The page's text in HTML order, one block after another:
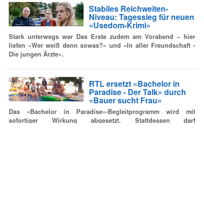
Stabiles Reichweiten-
Niveau: Tagessieg für neuen
«Usedom-Krimi»
Stark unterwegs war Das Erste zudem am Vorabend – hier
liefen «Wer weiß denn sowas?» und «In aller Freundschaft -
Die jungen Ärzte».
RTL ersetzt «Bachelor in
Paradise - Der Talk» durch
«Bauer sucht Frau»
Das «Bachelor in Paradise»-Begleitprogramm wird mit
sofortiger Wirkung abgesetzt. Stattdessen darf